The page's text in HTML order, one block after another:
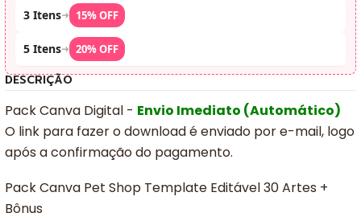
3 Itens➜ 15% OFF
5 Itens➜ 20% OFF
DESCRIÇÃO
Pack Canva Digital - Envio Imediato (Automático)
O link para fazer o download é enviado por e-mail, logo
após a confirmação do pagamento.
Pack Canva Pet Shop Template Editável 30 Artes +
Bônus